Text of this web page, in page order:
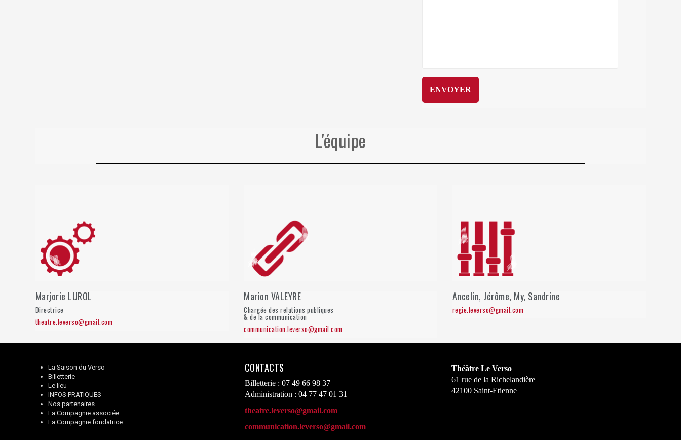
L'équipe
Marjorie LUROL
Directrice
theatre.leverso@gmail.com
Marion VALEYRE
Chargée des relations publiques
& de la communication
communication.leverso@gmail.com
Ancelin, Jérôme, My, Sandrine
regie.leverso@gmail.com
La Saison du Verso
Billetterie
Le lieu
INFOS PRATIQUES
Nos partenaires
La Compagnie associée
La Compagnie fondatrice
CONTACTS
Billetterie : 07 49 66 98 37
Administration : 04 77 47 01 31
theatre.leverso@gmail.com
communication.leverso@gmail.com
Théâtre Le Verso
61 rue de la Richelandière
42100 Saint-Etienne